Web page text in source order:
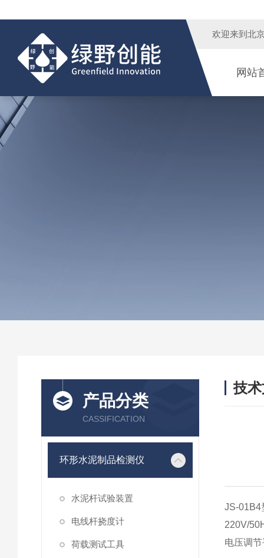
欢迎来到 北
网站
产品分类
CASSIFICATION
环形水泥制品检测仪
水泥杆试验装置
电线杆挠度计
荷载测试工具
技
JS-
220V/
电压调